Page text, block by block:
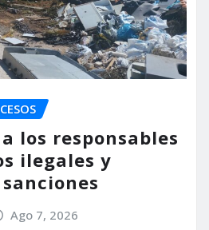
los responsables
ilegales y
Ago 7, 2026